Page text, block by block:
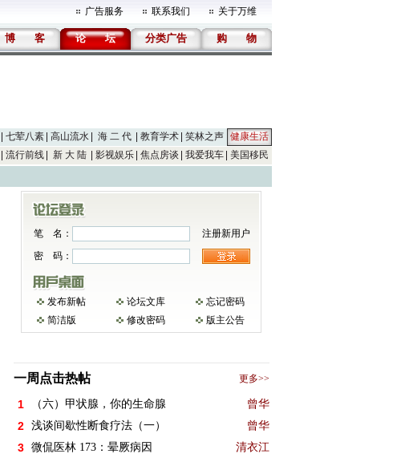
广告服务 联系我们 关于万维
博 客 论 坛 分类广告 购 物
七荤八素 高山流水 海 二 代 教育学术 笑林之声
健康生活
流行前线 新 大 陆 影视娱乐 焦点房谈 我爱我车 美国移民
笔 名：
注册新用户
密 码：
发布新帖 论坛文库
忘记密码
简洁版
修改密码 版主公告
一周点击热帖 更多>>
1 （六）甲状腺，你的生命腺 曾华
2 浅谈间歇性断食疗法（一） 曾华
3 微侃医林 173：晕厥病因 清衣江